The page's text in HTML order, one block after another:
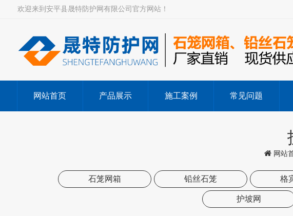
欢迎来到安平县晟特防护网有限公司官方网站！
网站首页 产品展示 施工案例 常见问题
网站
石笼网箱 铅丝石笼 格
护坡网